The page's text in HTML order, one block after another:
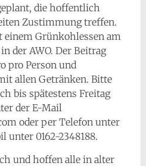
die hoffentlich
Zustimmung treffen.
Grünkohlessen am
der AWO. Der Beitrag
pro Person und
allen Getränken. Bitte
bis spätestens Freitag
der E-Mail
oder per Telefon unter
unter 0162-2348188.
und hoffen alle in alter